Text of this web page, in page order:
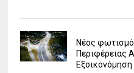
Νέος
Περιφέρειας
Εξοικονόμηση